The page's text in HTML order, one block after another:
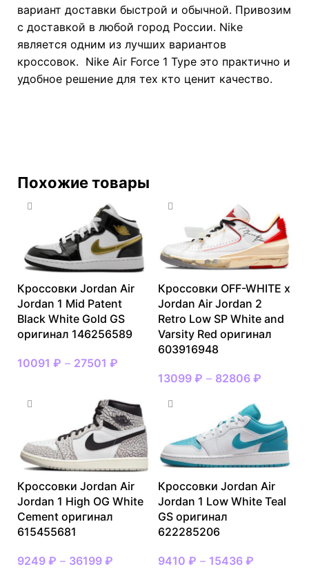
вариант доставки быстрой и обычной. Привозим
с доставкой в любой город России. Nike
является одним из лучших вариантов
кроссовок. Nike Air Force 1 Type это практично и
удобное решение для тех кто ценит качество.
Похожие товары
Кроссовки Jordan Air
Jordan 1 Mid Patent
Black White Gold GS
оригинал 146256589
10091 ₽ – 27501 ₽
Кроссовки OFF-WHITE x
Jordan Air Jordan 2
Retro Low SP White and
Varsity Red оригинал
603916948
13099 ₽ – 82806 ₽
Кроссовки Jordan Air
Jordan 1 High OG White
Cement оригинал
615455681
9249 ₽ – 36199 ₽
Кроссовки Jordan Air
Jordan 1 Low White Teal
GS оригинал
622285206
9410 ₽ – 15436 ₽